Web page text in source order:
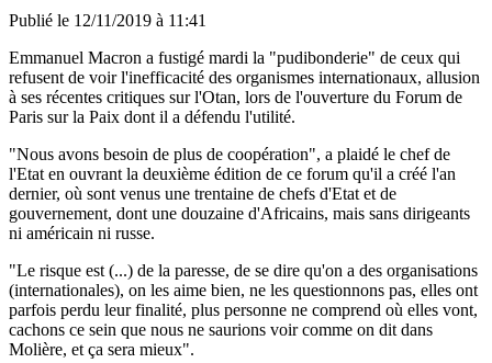
Publié le 12/11/2019 à 11:41
Emmanuel Macron a fustigé mardi la "pudibonderie" de ceux qui
refusent de voir l'inefficacité des organismes internationaux, allusion
à ses récentes critiques sur l'Otan, lors de l'ouverture du Forum de
Paris sur la Paix dont il a défendu l'utilité.
"Nous avons besoin de plus de coopération", a plaidé le chef de
l'Etat en ouvrant la deuxième édition de ce forum qu'il a créé l'an
dernier, où sont venus une trentaine de chefs d'Etat et de
gouvernement, dont une douzaine d'Africains, mais sans dirigeants
ni américain ni russe.
"Le risque est (...) de la paresse, de se dire qu'on a des organisations
(internationales), on les aime bien, ne les questionnons pas, elles ont
parfois perdu leur finalité, plus personne ne comprend où elles vont,
cachons ce sein que nous ne saurions voir comme on dit dans
Molière, et ça sera mieux".